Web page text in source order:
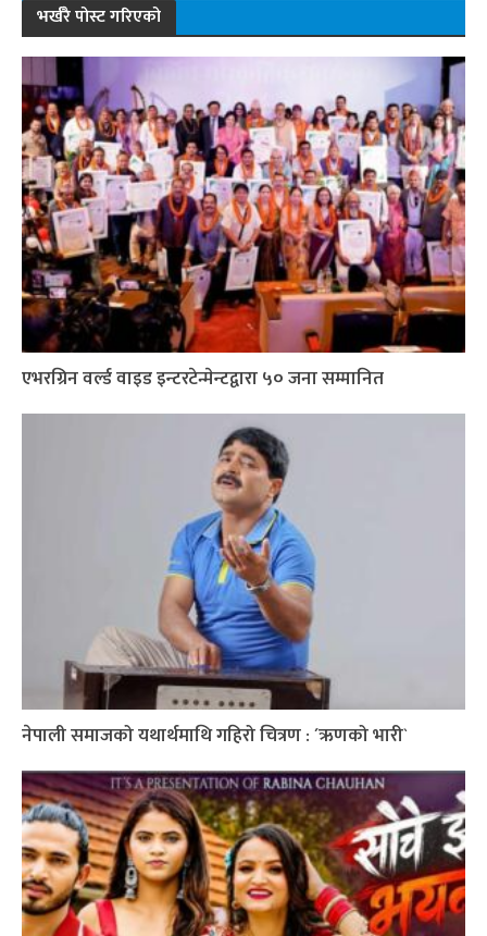
भर्खरै पोस्ट गरिएको
एभरग्रिन वर्ल्ड वाइड इन्टरटेन्मेन्टद्वारा ५० जना सम्मानित
नेपाली समाजको यथार्थमाथि गहिरो चित्रण : ´ऋणको भारी`